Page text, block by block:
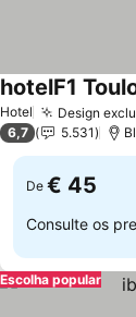
Hotel Design
hotelF1
6,7 5.531
De € 45
Consulte os
Escolha popular